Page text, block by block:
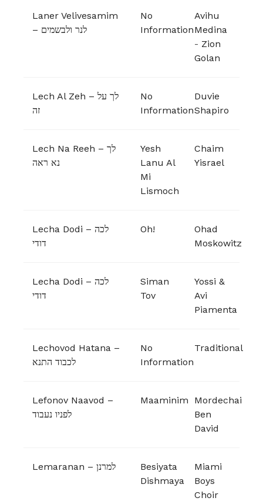
Laner Velivesamim
– לנר ולבשמים
No
Information
Avihu
Medina
- Zion
Golan
Lech Al Zeh – לך על
זה
No
Information
Duvie
Shapiro
Lech Na Reeh – לך
נא ראה
Yesh
Lanu Al
Mi
Lismoch
Chaim
Yisrael
Lecha Dodi – לכה
דודי
Oh!
Ohad
Moskowitz
Lecha Dodi – לכה
דודי
Siman
Tov
Yossi &
Avi
Piamenta
Lechovod Hatana –
לכבוד התנא
No
Information
Traditional
Lefonov Naavod –
לפניו נעבוד
Maaminim
Mordechai
Ben
David
Lemaranan – למרנן
Besiyata
Dishmaya
Miami
Boys
Choir